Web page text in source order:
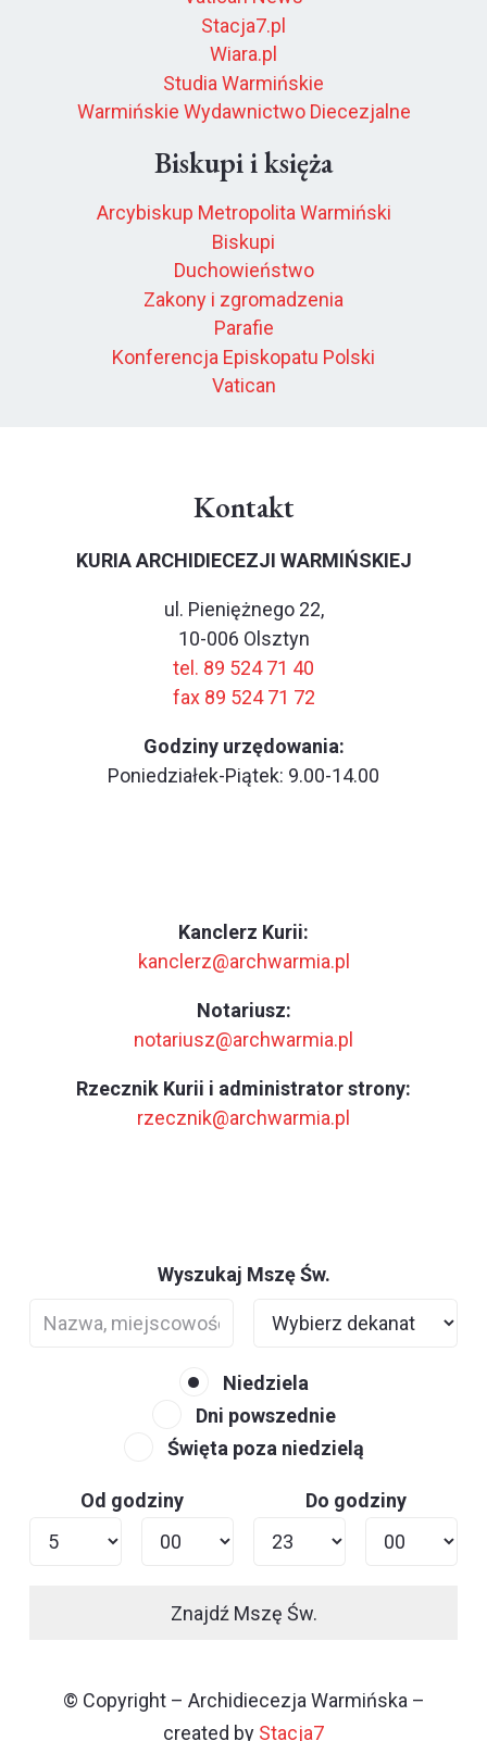
Stacja7.pl
Wiara.pl
Studia Warmińskie
Warmińskie Wydawnictwo Diecezjalne
Biskupi i księża
Arcybiskup Metropolita Warmiński
Biskupi
Duchowieństwo
Zakony i zgromadzenia
Parafie
Konferencja Episkopatu Polski
Vatican
Kontakt
KURIA ARCHIDIECEZJI WARMIŃSKIEJ
ul. Pieniężnego 22,
10-006 Olsztyn
tel. 89 524 71 40
fax 89 524 71 72
Godziny urzędowania:
Poniedziałek-Piątek: 9.00-14.00
Kanclerz Kurii:
kanclerz@archwarmia.pl
Notariusz:
notariusz@archwarmia.pl
Rzecznik Kurii i administrator strony:
rzecznik@archwarmia.pl
Wyszukaj Mszę Św.
Niedziela
Dni powszednie
Święta poza niedzielą
Od godziny Do godziny
Znajdź Mszę Św.
© Copyright – Archidiecezja Warmińska –
created by Stacja7